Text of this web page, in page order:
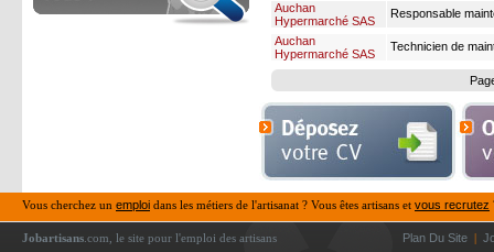
Auchan
Hypermarché SAS
Responsable
Auchan
Hypermarché SAS
Technicien de
Vous cherchez un emploi dans les métiers de l'artisanat ? Vous êtes artisans et vous recrutez
Jobartisans .com, le site pour l'emploi des artisans Plan Du Site |